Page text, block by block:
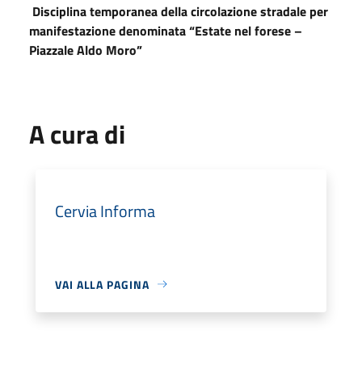
Disciplina temporanea della circolazione stradale per
manifestazione denominata“Estate nel forese –
Piazzale Aldo Moro”
A cura di
Cervia Informa
VAI ALLA PAGINA